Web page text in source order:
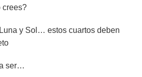
crees?
y Sol… estos cuartos deben
ser…